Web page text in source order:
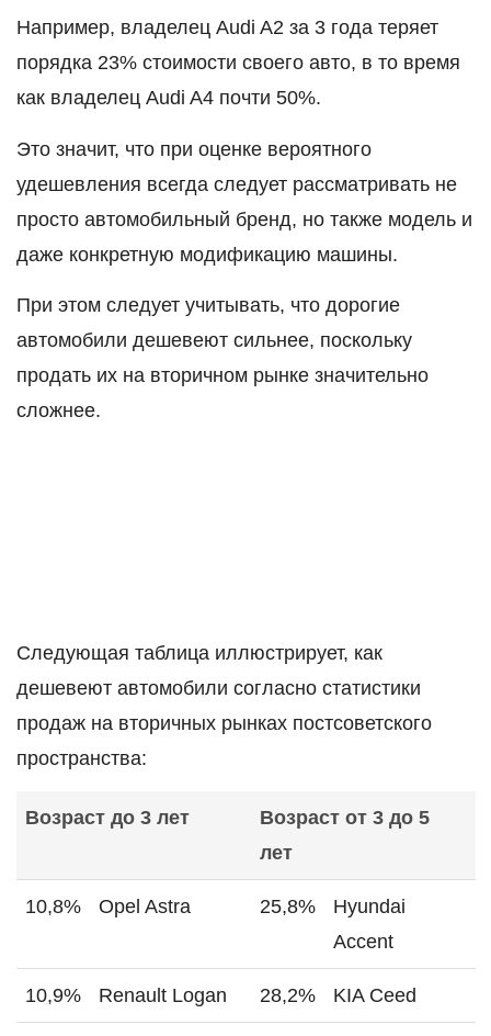
Например, владелец Audi A2 за 3 года теряет
порядка 23% стоимости своего авто, в то время
как владелец Audi A4 почти 50%.
Это значит, что при оценке вероятного
удешевления всегда следует рассматривать не
просто автомобильный бренд, но также модель и
даже конкретную модификацию машины.
При этом следует учитывать, что дорогие
автомобили дешевеют сильнее, поскольку
продать их на вторичном рынке значительно
сложнее.
Следующая таблица иллюстрирует, как
дешевеют автомобили согласно статистики
продаж на вторичных рынках постсоветского
пространства:
Возраст до 3 лет
Возраст от 3 до 5
лет
10,8% Opel Astra 25,8%
Hyundai
Accent
10,9% Renault Logan 28,2% KIA Ceed